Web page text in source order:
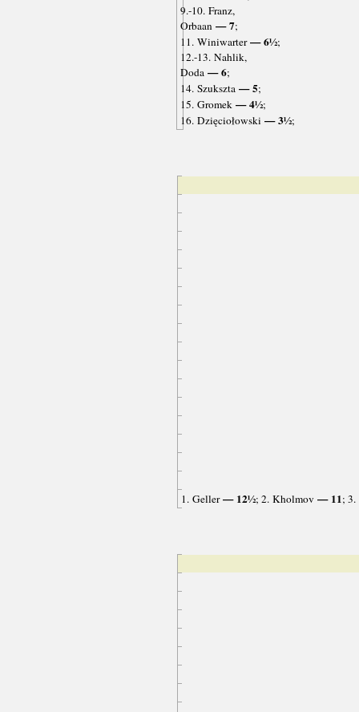
9.-10. Franz,
Orbaan— 7;
11. Winiwarter— 6½;
12.-13. Nahlik,
Doda— 6;
14. Szukszta— 5;
15. Gromek— 4½;
16. Dzięciołowski — 3½;
1. Geller— 12½; 2. Kholmov — 11; 3.